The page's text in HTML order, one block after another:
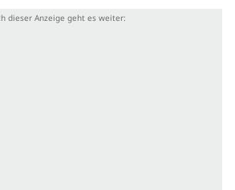
Eve überlebt den Angriff und sinnt